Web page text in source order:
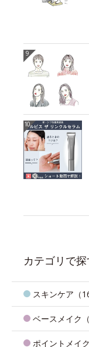
カテゴリで探
スキンケア（
ベースメイク（
ポイントメイク